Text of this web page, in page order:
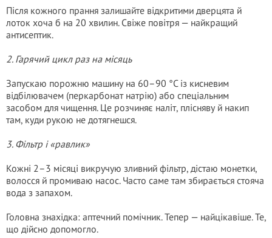
Після кожного прання залишайте відкритими дверцята й
лоток хоча б на 20 хвилин. Свіже повітря — найкращий
антисептик.
2. Гарячий цикл раз на місяць
Запускаю порожню машину на 60–90 °C із кисневим
відбілювачем (перкарбонат натрію) або спеціальним
засобом для чищення. Це розчиняє наліт, плісняву й накип
там, куди рукою не дотягнешся.
3. Фільтр і «равлик»
Кожні 2–3 місяці викручую зливний фільтр, дістаю монетки,
волосся й промиваю насос. Часто саме там збирається стояча
вода з запахом.
Головна знахідка: аптечний помічник. Тепер — найцікавіше. Те,
що дійсно допомогло.